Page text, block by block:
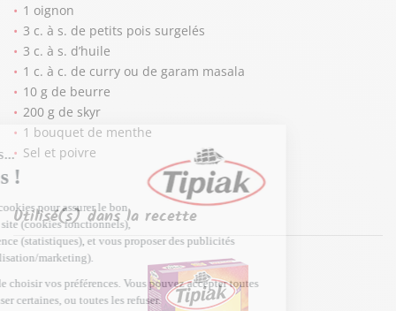
1 oignon
3 c. à s. de petits pois surgelés
3 c. à s. d’huile
1 c. à c. de curry ou de garam masala
10 g de beurre
200 g de skyr
1 bouquet de menthe
Sel et poivre
Utilisé(s) dans la recette